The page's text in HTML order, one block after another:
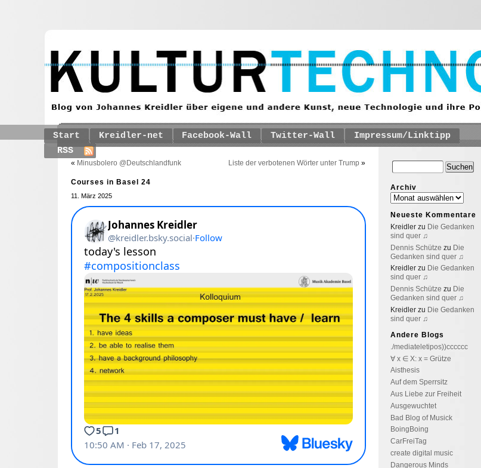
Start Kreidler-net Facebook-Wall Twitter-Wall
Impressum/Linktipp
RSS
« Minusbolero @Deutschlandfunk Liste der verbotenen Wörter unter Trump »
Courses in Basel 24
11. März 2025
Archiv
Neueste Kommentare
Kreidler zu Die Gedanken
sind quer ♫
Dennis Schütze zu Die
Gedanken sind quer ♫
Kreidler zu Die Gedanken
sind quer ♫
Dennis Schütze zu Die
Gedanken sind quer ♫
Kreidler zu Die Gedanken
sind quer ♫
Andere Blogs
./mediateletipos))cccccc
∀ x ∈ X: x = Grütze
Aisthesis
Auf dem Sperrsitz
Aus Liebe zur Freiheit
Ausgewuchtet
Bad Blog of Musick
BoingBoing
CarFreiTag
create digital music
Dangerous Minds